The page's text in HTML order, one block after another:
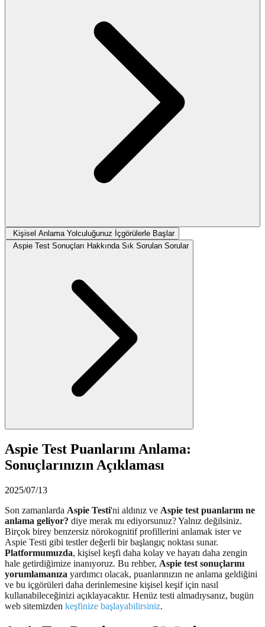
Kişisel Anlama Yolculuğunuz İçgörülerle Başlar
Aspie Test Sonuçları Hakkında Sık Sorulan Sorular
Aspie Test Puanlarını Anlama:
Sonuçlarınızın Açıklaması
2025/07/13
Son zamanlarda Aspie Testi'ni aldınız ve Aspie test puanlarım ne
anlama geliyor? diye merak mı ediyorsunuz? Yalnız değilsiniz.
Birçok birey benzersiz nörokognitif profillerini anlamak ister ve
Aspie Testi gibi testler değerli bir başlangıç ​​noktası sunar.
Platformumuzda, kişisel keşfi daha kolay ve hayatı daha zengin
hale getirdiğimize inanıyoruz. Bu rehber, Aspie test sonuçlarını
yorumlamanıza yardımcı olacak, puanlarınızın ne anlama geldiğini
ve bu içgörüleri daha derinlemesine kişisel keşif için nasıl
kullanabileceğinizi açıklayacaktır. Henüz testi almadıysanız, bugün
web sitemizden keşfinize başlayabilirsiniz.